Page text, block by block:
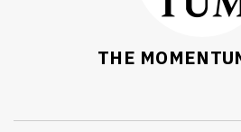
THE